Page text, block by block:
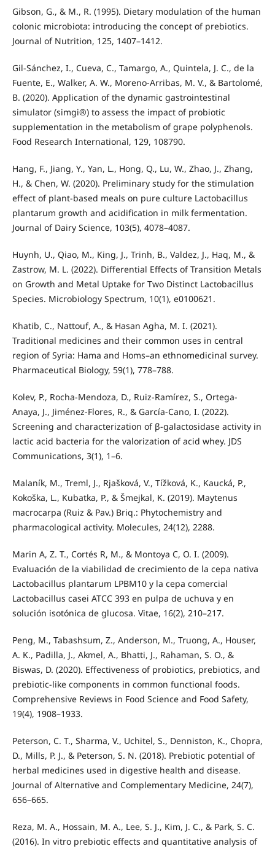
Gibson, G., & M., R. (1995). Dietary modulation of the human
colonic microbiota: introducing the concept of prebiotics.
Journal of Nutrition, 125, 1407–1412.
Gil-Sánchez, I., Cueva, C., Tamargo, A., Quintela, J. C., de la
Fuente, E., Walker, A. W., Moreno-Arribas, M. V., & Bartolomé,
B. (2020). Application of the dynamic gastrointestinal
simulator (simgi®) to assess the impact of probiotic
supplementation in the metabolism of grape polyphenols.
Food Research International, 129, 108790.
Hang, F., Jiang, Y., Yan, L., Hong, Q., Lu, W., Zhao, J., Zhang,
H., & Chen, W. (2020). Preliminary study for the stimulation
effect of plant-based meals on pure culture Lactobacillus
plantarum growth and acidification in milk fermentation.
Journal of Dairy Science, 103(5), 4078–4087.
Huynh, U., Qiao, M., King, J., Trinh, B., Valdez, J., Haq, M., &
Zastrow, M. L. (2022). Differential Effects of Transition Metals
on Growth and Metal Uptake for Two Distinct Lactobacillus
Species. Microbiology Spectrum, 10(1), e0100621.
Khatib, C., Nattouf, A., & Hasan Agha, M. I. (2021).
Traditional medicines and their common uses in central
region of Syria: Hama and Homs–an ethnomedicinal survey.
Pharmaceutical Biology, 59(1), 778–788.
Kolev, P., Rocha-Mendoza, D., Ruiz-Ramírez, S., Ortega-
Anaya, J., Jiménez-Flores, R., & García-Cano, I. (2022).
Screening and characterization of β-galactosidase activity in
lactic acid bacteria for the valorization of acid whey. JDS
Communications, 3(1), 1–6.
Malaník, M., Treml, J., Rjašková, V., Tížková, K., Kaucká, P.,
Kokoška, L., Kubatka, P., & Šmejkal, K. (2019). Maytenus
macrocarpa (Ruiz & Pav.) Briq.: Phytochemistry and
pharmacological activity. Molecules, 24(12), 2288.
Marin A, Z. T., Cortés R, M., & Montoya C, O. I. (2009).
Evaluación de la viabilidad de crecimiento de la cepa nativa
Lactobacillus plantarum LPBM10 y la cepa comercial
Lactobacillus casei ATCC 393 en pulpa de uchuva y en
solución isotónica de glucosa. Vitae, 16(2), 210–217.
Peng, M., Tabashsum, Z., Anderson, M., Truong, A., Houser,
A. K., Padilla, J., Akmel, A., Bhatti, J., Rahaman, S. O., &
Biswas, D. (2020). Effectiveness of probiotics, prebiotics, and
prebiotic‐like components in common functional foods.
Comprehensive Reviews in Food Science and Food Safety,
19(4), 1908–1933.
Peterson, C. T., Sharma, V., Uchitel, S., Denniston, K., Chopra,
D., Mills, P. J., & Peterson, S. N. (2018). Prebiotic potential of
herbal medicines used in digestive health and disease.
Journal of Alternative and Complementary Medicine, 24(7),
656–665.
Reza, M. A., Hossain, M. A., Lee, S. J., Kim, J. C., & Park, S. C.
(2016). In vitro prebiotic effects and quantitative analysis of